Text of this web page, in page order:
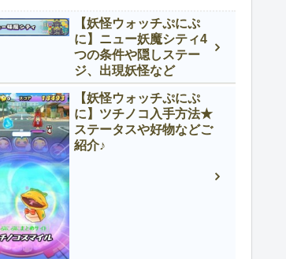
【妖怪ウォッチぷにぷ
に】ニュー妖魔シティ4
つの条件や隠しステー
ジ、出現妖怪など
【妖怪ウォッチぷにぷ
に】ツチノコ入手方法★
ステータスや好物などご
紹介♪